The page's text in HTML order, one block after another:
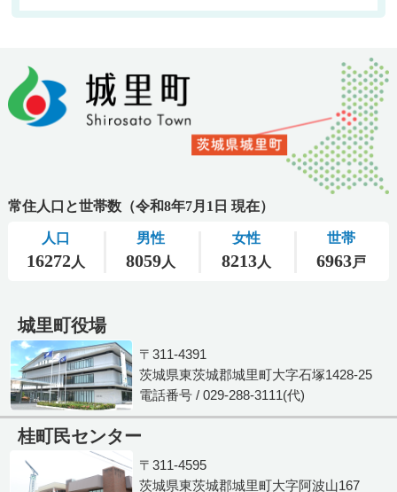
城里町役場
〒311-4391
茨城県東茨城郡城里町大字石塚1428-25
電話番号 / 029-288-3111(代)
桂町民センター
〒311-4595
茨城県東茨城郡城里町大字阿波山167